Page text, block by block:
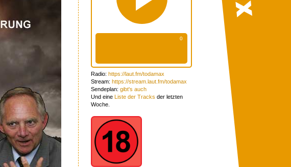
Radio: https://laut.fm/todamax
Stream: https://stream.laut.fm/todamax
Sendeplan: gibt's auch
Und eine Liste der Tracks der letzten
Woche.